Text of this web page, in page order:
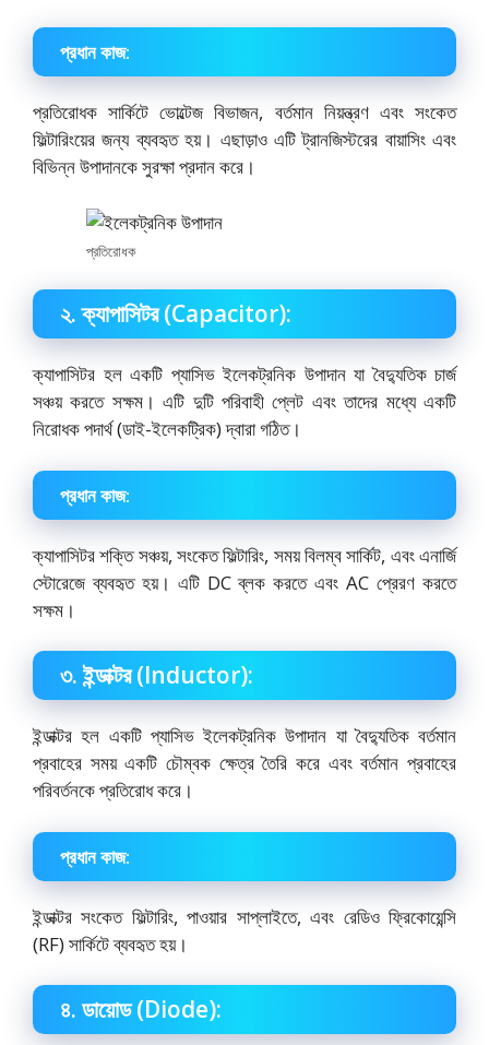
প্রধান কাজ:
প্রতিরোধক সার্কিটে ভোল্টেজ বিভাজন, বর্তমান নিয়ন্ত্রণ এবং সংকেত
ফিল্টারিংয়ের জন্য ব্যবহৃত হয়। এছাড়াও এটি ট্রানজিস্টরের বায়াসিং এবং
বিভিন্ন উপাদানকে সুরক্ষা প্রদান করে।
প্রতিরোধক
২. ক্যাপাসিটর (Capacitor):
ক্যাপাসিটর হল একটি প্যাসিভ ইলেকট্রনিক উপাদান যা বৈদ্যুতিক চার্জ
সঞ্চয় করতে সক্ষম। এটি দুটি পরিবাহী প্লেট এবং তাদের মধ্যে একটি
নিরোধক পদার্থ (ডাই-ইলেকট্রিক) দ্বারা গঠিত।
প্রধান কাজ:
ক্যাপাসিটর শক্তি সঞ্চয়, সংকেত ফিল্টারিং, সময় বিলম্ব সার্কিট, এবং এনার্জি
স্টোরেজে ব্যবহৃত হয়। এটি DC ব্লক করতে এবং AC প্রেরণ করতে
সক্ষম।
৩. ইন্ডাক্টর (Inductor):
ইন্ডাক্টর হল একটি প্যাসিভ ইলেকট্রনিক উপাদান যা বৈদ্যুতিক বর্তমান
প্রবাহের সময় একটি চৌম্বক ক্ষেত্র তৈরি করে এবং বর্তমান প্রবাহের
পরিবর্তনকে প্রতিরোধ করে।
প্রধান কাজ:
ইন্ডাক্টর সংকেত ফিল্টারিং, পাওয়ার সাপ্লাইতে, এবং রেডিও ফ্রিকোয়েন্সি
(RF) সার্কিটে ব্যবহৃত হয়।
৪. ডায়োড (Diode):